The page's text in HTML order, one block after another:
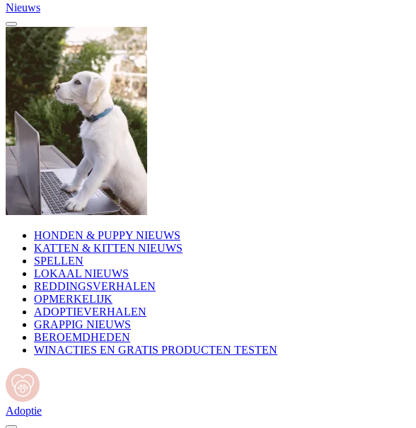
Nieuws
HONDEN & PUPPY NIEUWS
KATTEN & KITTEN NIEUWS
SPELLEN
LOKAAL NIEUWS
REDDINGSVERHALEN
OPMERKELIJK
ADOPTIEVERHALEN
GRAPPIG NIEUWS
BEROEMDHEDEN
WINACTIES EN GRATIS PRODUCTEN TESTEN
Adoptie